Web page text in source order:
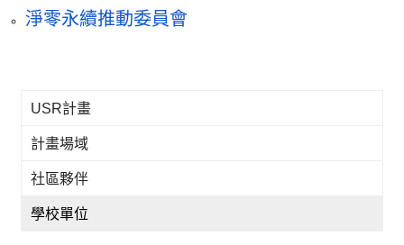
淨零永續推動委員會
USR計畫
計畫場域
社區夥伴
學校單位